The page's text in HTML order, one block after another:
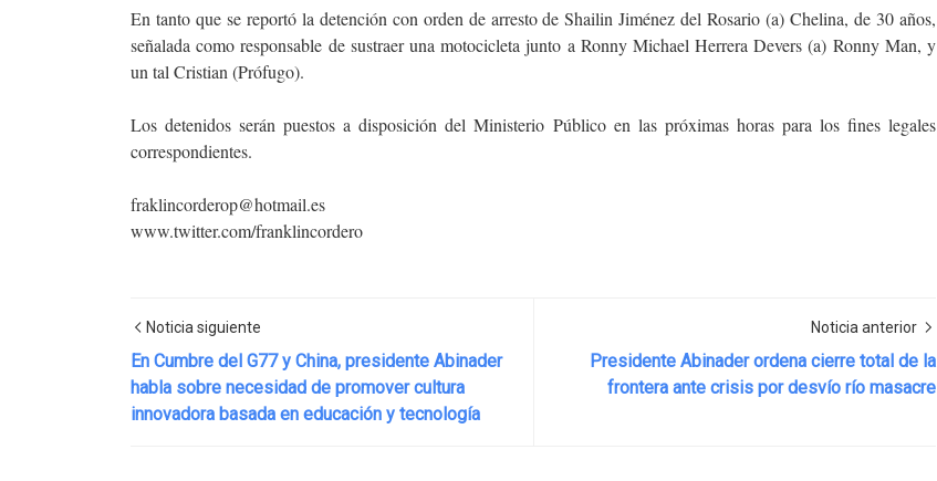
En tanto que se reportó la detención con orden de arresto de Shailin Jiménez del Rosario (a) Chelina, de 30 años,
señalada como responsable de sustraer una motocicleta junto a Ronny Michael Herrera Devers (a) Ronny Man, y
un tal Cristian (Prófugo).
Los detenidos serán puestos a disposición del Ministerio Público en las próximas horas para los fines legales
correspondientes.
fraklincorderop@hotmail.es
www.twitter.com/franklincordero
Noticia siguiente
En Cumbre del G77 y China, presidente Abinader
habla sobre necesidad de promover cultura
innovadora basada en educación y tecnología
Noticia anterior
Presidente Abinader ordena cierre total de la
frontera ante crisis por desvío río masacre